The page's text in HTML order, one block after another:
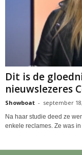
Dit is de
nieuwslezeres
Showboat - september
Na haar studie deed ze
enkele reclames. Ze was in